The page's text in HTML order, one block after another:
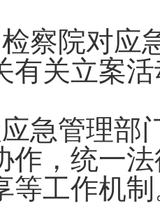
察院对应
有关立案
急管理部
作，统一
等工作机